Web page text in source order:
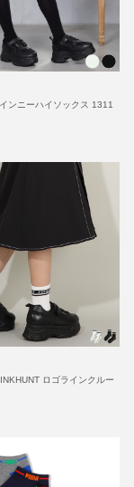
ンニーハイソックス 1311
ロゴラインクルー